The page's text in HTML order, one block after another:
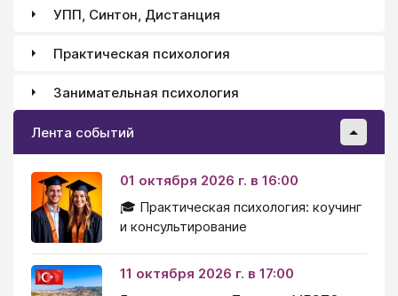
УПП, Синтон, Дистанция
Практическая психология
Занимательная психология
Лента событий
01 октября 2026 г. в 16:00
🎓 Практическая психология: коучинг
и консультирование
11 октября 2026 г. в 17:00